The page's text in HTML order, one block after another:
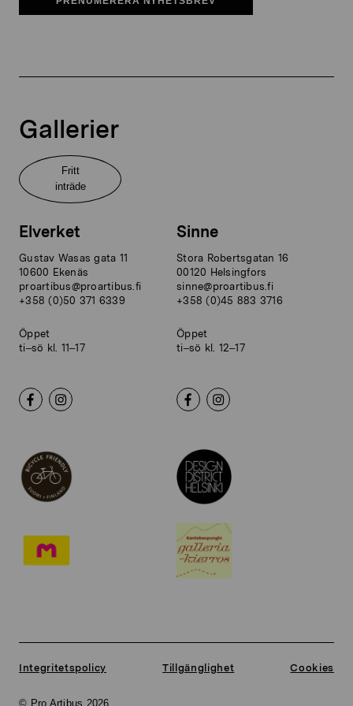
Gallerier
Fritt
inträde
Elverket
Gustav Wasas gata 11
10600 Ekenäs
proartibus@proartibus.fi
+358 (0)50 371 6339
Öppet
ti–sö kl. 11–17
Sinne
Stora Robertsgatan 16
00120 Helsingfors
sinne@proartibus.fi
+358 (0)45 883 3716
Öppet
ti–sö kl. 12–17
© Pro Artibus 2026
Integritetspolicy Tillgänglighet Cookies